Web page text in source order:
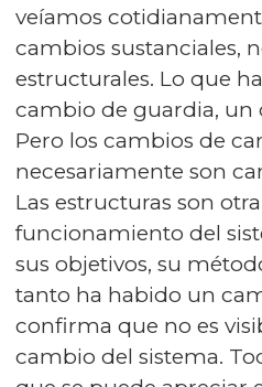
veíamos
cambios sustanciales,
estructurales. Lo que
cambio de guardia, un
Pero los cambios de
necesariamente son
Las estructuras son
funcionamiento del
sus objetivos, su
tanto ha habido un
confirma que no es
cambio del sistema.